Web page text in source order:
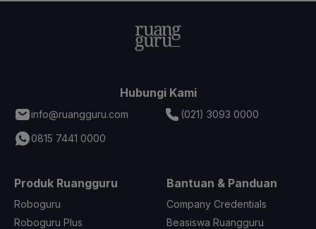
Hubungi Kami
info@ruangguru.com
(021) 3093 0000
0815 7441 0000
Produk Ruangguru
Roboguru
Roboguru Plus
Bantuan & Panduan
Company Credentials
Beasiswa Ruangguru